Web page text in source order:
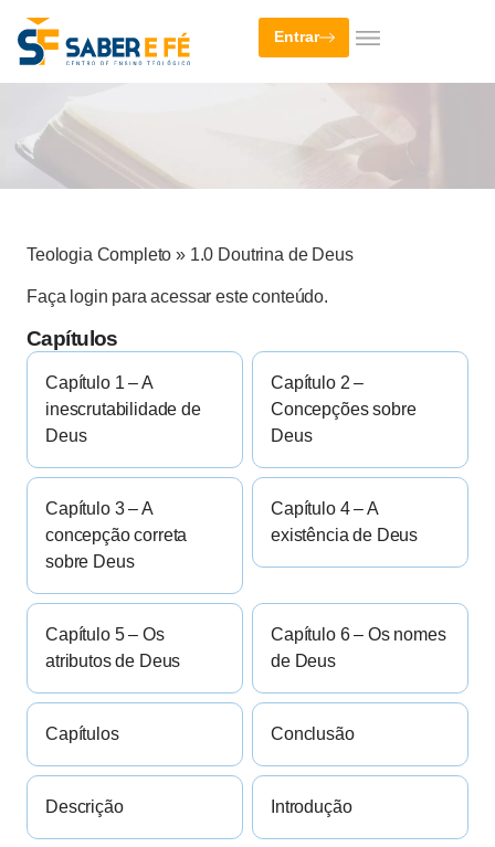
Entrar
Teologia Completo » 1.0 Doutrina de Deus
Faça login para acessar este conteúdo.
Capítulos
Capítulo 1 – A
inescrutabilidade de
Deus
Capítulo 2 –
Concepções sobre
Deus
Capítulo 3 – A
concepção correta
sobre Deus
Capítulo 4 – A
existência de Deus
Capítulo 5 – Os
atributos de Deus
Capítulo 6 – Os nomes
de Deus
Capítulos Conclusão
Descrição Introdução